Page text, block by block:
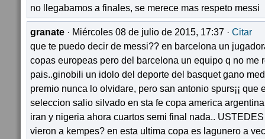
no llegabamos a finales, se merece mas respeto messi
granate · Miércoles 08 de julio de 2015, 17:37 · Citar
que te puedo decir de messi?? en barcelona un
copas europeas pero del barcelona un equipo q no me
pais..ginobili un idolo del deporte del basquet gano
premio nunca lo olvidare, pero san antonio spurs¡¡ que
seleccion salio silvado en sta fe copa america
iran y nigeria ahora cuartos semi final nada..
vieron a kempes? en esta ultima copa es lagunero a